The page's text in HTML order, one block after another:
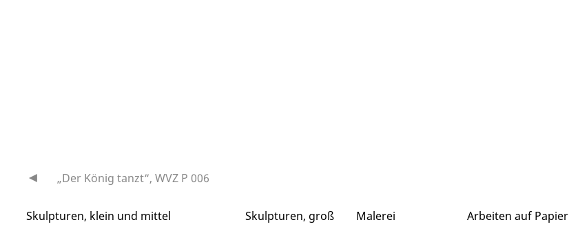
Beitragsnavigation
„Der König tanzt“, WVZ P 006
Skulpturen, klein und mittel Skulpturen, groß Malerei Arbeiten auf Papier